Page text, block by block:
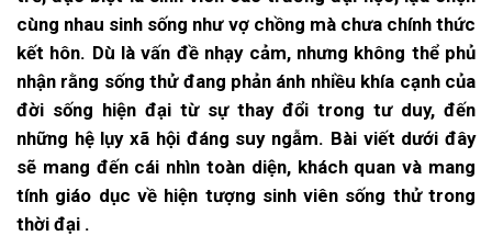
cùng nhau sinh sống như vợ chồng mà chưa chính thức
kết hôn. Dù là vấn đề nhạy cảm, nhưng không thể phủ
nhận rằng sống thử đang phản ánh nhiều khía cạnh của
đời sống hiện đại từ sự thay đổi trong tư duy, đến
những hệ lụy xã hội đáng suy ngẫm. Bài viết dưới đây
sẽ mang đến cái nhìn toàn diện, khách quan và mang
tính giáo dục về hiện tượng sinh viên sống thử trong
thời đại .